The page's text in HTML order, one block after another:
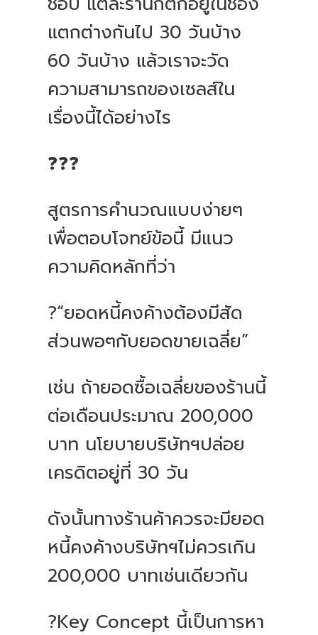
แตกต่างกันไป 30 วันบ้าง
60 วันบ้าง แล้วเราจะวัด
ความสามารถของเซลส์ใน
เรื่องนี้ได้อย่างไร
❓❓❓
สูตรการคำนวณแบบง่ายๆ
เพื่อตอบโจทย์ข้อนี้ มีแนว
ความคิดหลักที่ว่า
?“ยอดหนี้คงค้างต้องมีสัด
ส่วนพอๆกับยอดขายเฉลี่ย”
เช่น ถ้ายอดซื้อเฉลี่ยของร้านนี้
ต่อเดือนประมาณ 200,000
บาท นโยบายบริษัทฯปล่อย
เครดิตอยู่ที่ 30 วัน
ดังนั้นทางร้านค้าควรจะมียอด
หนี้คงค้างบริษัทฯไม่ควรเกิน
200,000 บาทเช่นเดียวกัน
?Key Concept นี้เป็นการหา